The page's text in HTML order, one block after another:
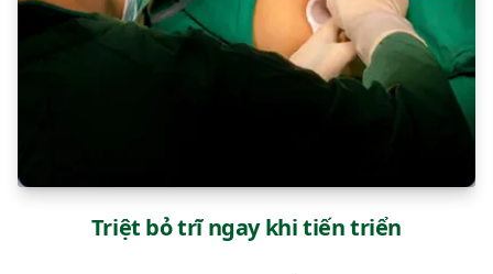
Triệt bỏ trĩ ngay khi tiến triển